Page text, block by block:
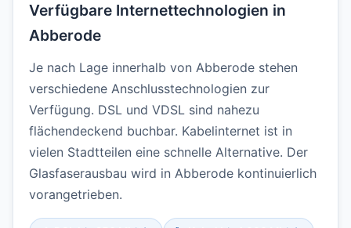
Verfügbare Internettechnologien in
Abberode
Je nach Lage innerhalb von Abberode stehen
verschiedene Anschlusstechnologien zur
Verfügung. DSL und VDSL sind nahezu
flächendeckend buchbar. Kabelinternet ist in
vielen Stadtteilen eine schnelle Alternative. Der
Glasfaserausbau wird in Abberode kontinuierlich
vorangetrieben.